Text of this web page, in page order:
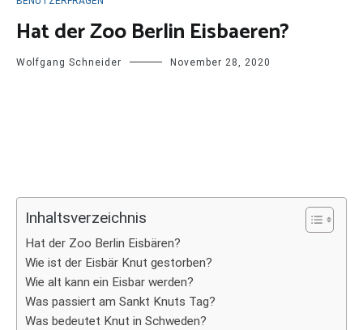
Hat der Zoo Berlin Eisbaeren?
Wolfgang Schneider November 28, 2020
Inhaltsverzeichnis
Hat der Zoo Berlin Eisbären?
Wie ist der Eisbär Knut gestorben?
Wie alt kann ein Eisbar werden?
Was passiert am Sankt Knuts Tag?
Was bedeutet Knut in Schweden?